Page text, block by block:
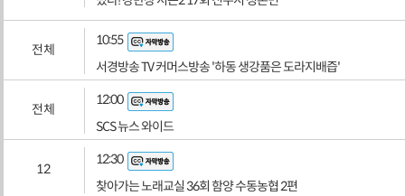
전체
10:55
서경방송 TV 커머스방송 '하동 생강품은 도라지배즙'
전체
12:00
SCS 뉴스 와이드
12
12:30
찾아가는 노래교실 36회 함양 수동농협 2편